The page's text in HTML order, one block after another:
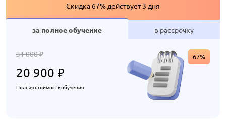
Скидка 67% действует 3 дня
за полное обучение в рассрочку
31 000₽
20 900 ₽
Полная стоимость обучения
67%